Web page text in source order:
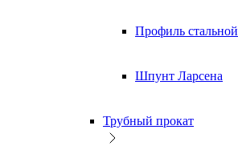
Профиль стальной
Шпунт Ларсена
Трубный прокат